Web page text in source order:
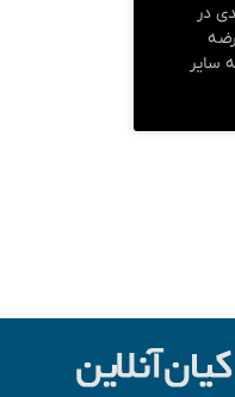
ایران است. با تورم ۴۱.۵ درصدی در
عرضه
سایر